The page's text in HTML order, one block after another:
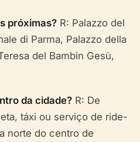
próximas? R: Palazzo del
di Parma, Palazzo della
del Bambin Gesù,
da cidade? R: De
táxi ou serviço de ride-
norte do centro de